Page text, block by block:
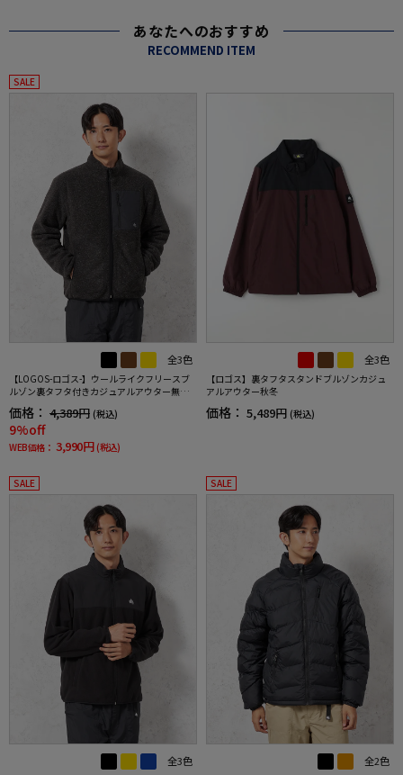
あなたへのおすすめ
RECOMMEND ITEM
SALE
全3色
【LOGOS-ロゴス-】ウールライクフリースブ
ルゾン裏タフタ付きカジュアルアウター無地
価格： 4,389円 (税込)
9%off
WEB価格： 3,990円 (税込)
全3色
【ロゴス】裏タフタスタンドブルゾンカジュ
アルアウター秋冬
価格： 5,489円 (税込)
SALE
全3色
SALE
全2色